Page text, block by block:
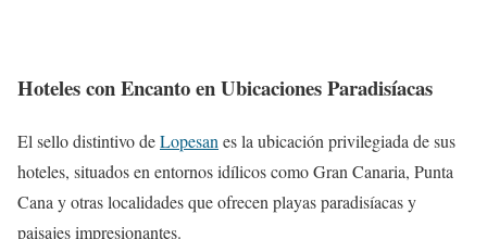
Hoteles con Encanto en Ubicaciones Paradisíacas
El sello distintivo deLopesan es la ubicación privilegiada de sus
hoteles, situados en entornos idílicos como Gran Canaria, Punta
Cana y otras localidades que ofrecen playas paradisíacas y
paisajes impresionantes.